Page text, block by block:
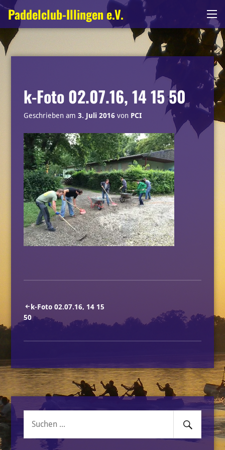
Zum
Inhalt
springen
Paddelclub-Illingen e.V.
k-Foto 02.07.16, 14 15 50
Geschrieben am 3. Juli 2016von PCI
Beitragsnavigation
k-Foto 02.07.16, 14 15
50
Suche
Senden